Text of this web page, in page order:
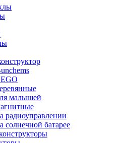
малышей
радиоуправлении
солнечной батарее